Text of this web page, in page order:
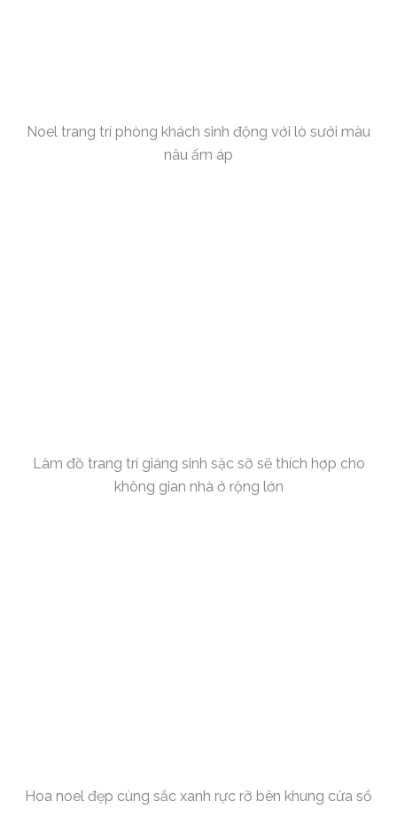
Noel trang trí phòng khách sinh động với lò sưởi màu
nâu ấm áp
Làm đồ trang trí giáng sinh sặc sỡ sẽ thích hợp cho
không gian nhà ở rộng lớn
Hoa noel đẹp cùng sắc xanh rực rỡ bên khung cửa sổ